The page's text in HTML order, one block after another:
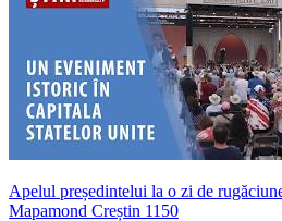
Apelul președintelui la o zi de
Mapamond Creștin 1150